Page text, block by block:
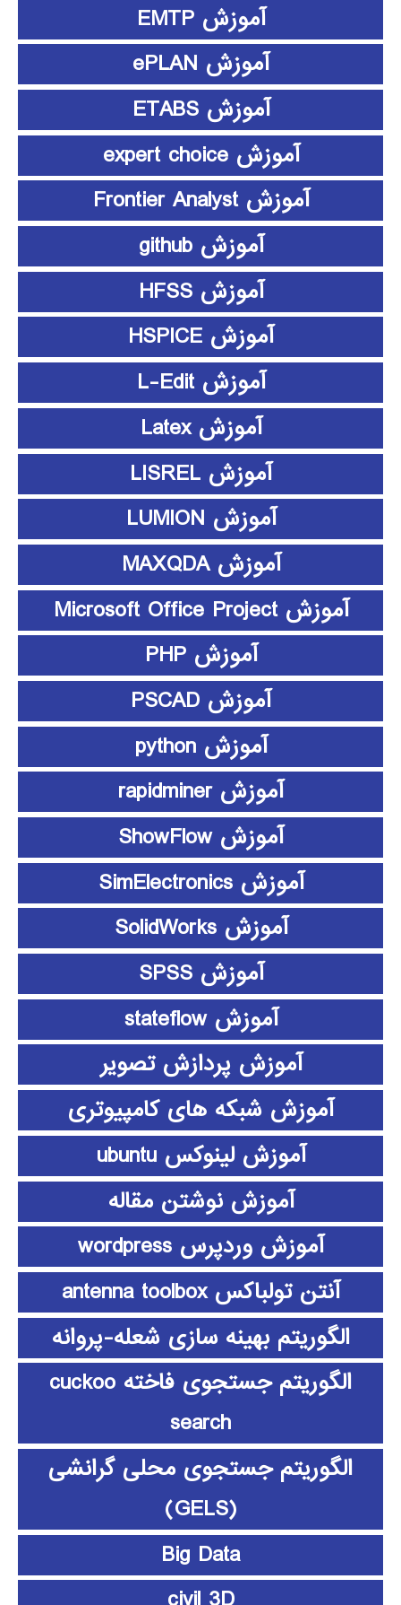
آموزش EMTP
آموزش ePLAN
آموزش ETABS
آموزش expert choice
آموزش Frontier Analyst
آموزش github
آموزش HFSS
آموزش HSPICE
آموزش L-Edit
آموزش Latex
آموزش LISREL
آموزش LUMION
آموزش MAXQDA
آموزش Microsoft Office Project
آموزش PHP
آموزش PSCAD
آموزش python
آموزش rapidminer
آموزش ShowFlow
آموزش SimElectronics
آموزش SolidWorks
آموزش SPSS
آموزش stateflow
آموزش پردازش تصویر
آموزش شبکه های کامپیوتری
آموزش لینوکس ubuntu
آموزش نوشتن مقاله
آموزش وردپرس wordpress
آنتن تولباکس antenna toolbox
الگوریتم بهینه سازی شعله-پروانه
الگوریتم جستجوی فاخته cuckoo
search
الگوریتم جستجوی محلی گرانشی
(GELS)
Big Data